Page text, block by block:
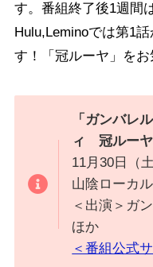
す。番組終了後1週間
Hulu,Leminoでは第1
す！「冠ルーヤ」を
「ガンバレ
ィ 冠ルーヤ
11月30日（
山陰ローカル
＜出演＞ガ
ほか
＜番組公式